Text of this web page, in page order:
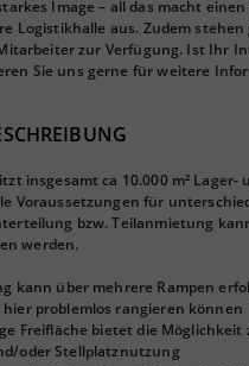
Image – all das macht
Logistikhalle aus. Zudem stehen
zur Verfügung. Ist Ihr
Sie uns gerne für weitere
insgesamt ca 10.000 m²
Voraussetzungen für
bzw. Teilanmietung
werden.
kann über mehrere Rampen
hier problemlos rangieren können
Freifläche bietet die
oder Stellplatznutzung